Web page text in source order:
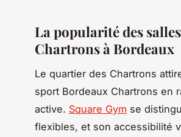
La popularité des
Chartrons à Bordeaux
Le quartier des Chartrons
sport Bordeaux Chartrons en
active. Square Gym se
flexibles, et son accessibilité